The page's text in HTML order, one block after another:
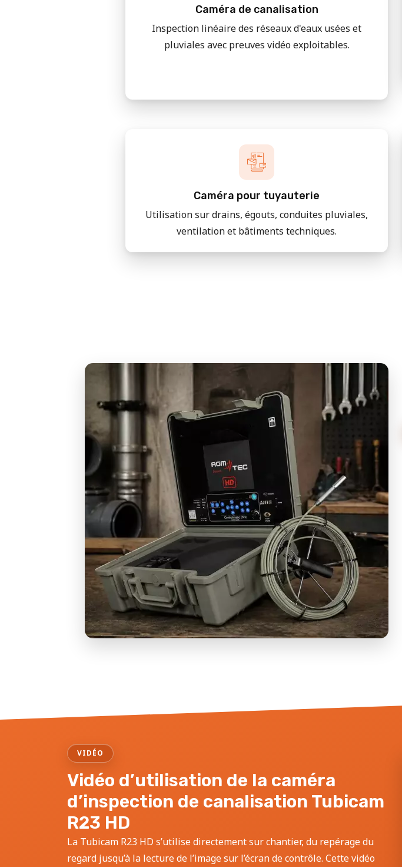
Caméra de canalisation
Inspection linéaire des réseaux d'eaux usées et
pluviales avec preuves vidéo exploitables.
Caméra pour tuyauterie
Utilisation sur drains, égouts, conduites pluviales,
ventilation et bâtiments techniques.
VIDÉO
Vidéo d’utilisation de la caméra
d’inspection de canalisation Tubicam
R23 HD
La Tubicam R23 HD s’utilise directement sur chantier, du repérage du
regard jusqu’à la lecture de l’image sur l’écran de contrôle. Cette vidéo